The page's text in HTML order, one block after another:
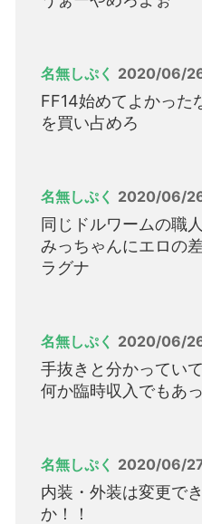
名無しぷく 2020/06/
FF14始めてよかった
を買い占めろ
名無しぷく 2020/06/
同じドルワームの職
みっちゃんにエロの
ラグナ
名無しぷく 2020/06/
手抜きと分かってい
何か臨時収入でもあ
名無しぷく 2020/06/
内装・外装は変更で
か！！